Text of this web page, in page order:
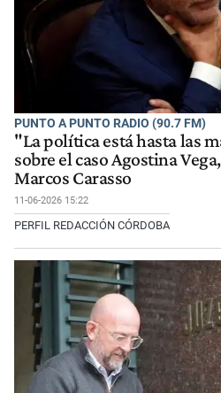
PUNTO A PUNTO RADIO (90.7 FM)
"La política está hasta las
sobre el caso Agostina
Marcos Carasso
11-06-2026 15:22
PERFIL REDACCIÓN CÓRDOBA